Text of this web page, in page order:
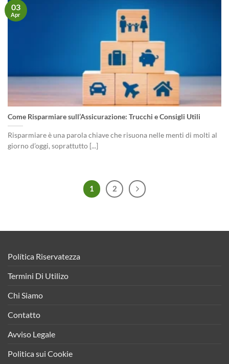
Come Risparmiare sull’Assicurazione: Trucchi e Consigli Utili
Risparmiare è una parola chiave che risuona nelle menti di molti al
giorno d’oggi, soprattutto [...]
03
Apr
1 2
Política Riservatezza
Termini Di Utilizo
Chi Siamo
Contatto
Avviso Legale
Politica sui Cookie